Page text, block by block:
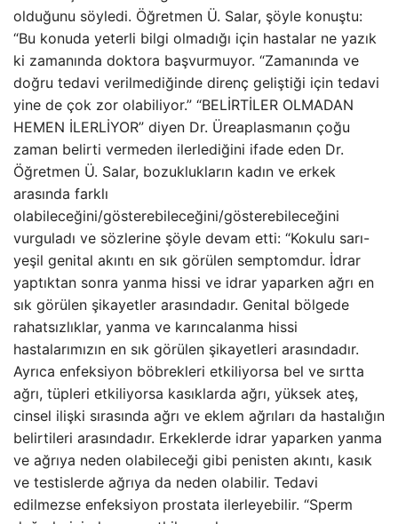
olduğunu söyledi. Öğretmen Ü. Salar, şöyle konuştu:
“Bu konuda yeterli bilgi olmadığı için hastalar ne yazık
ki zamanında doktora başvurmuyor. “Zamanında ve
doğru tedavi verilmediğinde direnç geliştiği için tedavi
yine de çok zor olabiliyor.” “BELİRTİLER OLMADAN
HEMEN İLERLİYOR” diyen Dr. Üreaplasmanın çoğu
zaman belirti vermeden ilerlediğini ifade eden Dr.
Öğretmen Ü. Salar, bozuklukların kadın ve erkek
arasında farklı
olabileceğini/gösterebileceğini/gösterebileceğini
vurguladı ve sözlerine şöyle devam etti: “Kokulu sarı-
yeşil genital akıntı en sık görülen semptomdur. İdrar
yaptıktan sonra yanma hissi ve idrar yaparken ağrı en
sık görülen şikayetler arasındadır. Genital bölgede
rahatsızlıklar, yanma ve karıncalanma hissi
hastalarımızın en sık görülen şikayetleri arasındadır.
Ayrıca enfeksiyon böbrekleri etkiliyorsa bel ve sırtta
ağrı, tüpleri etkiliyorsa kasıklarda ağrı, yüksek ateş,
cinsel ilişki sırasında ağrı ve eklem ağrıları da hastalığın
belirtileri arasındadır. Erkeklerde idrar yaparken yanma
ve ağrıya neden olabileceği gibi penisten akıntı, kasık
ve testislerde ağrıya da neden olabilir. Tedavi
edilmezse enfeksiyon prostata ilerleyebilir. “Sperm